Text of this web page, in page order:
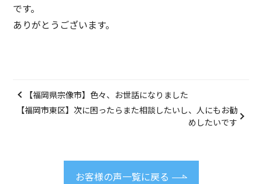
です。
ありがとうございます。
【福岡県宗像市】色々、お世話になりました
【福岡市東区】次に困ったらまた相談したいし、人にもお勧
めしたいです
お客様の声一覧に戻る